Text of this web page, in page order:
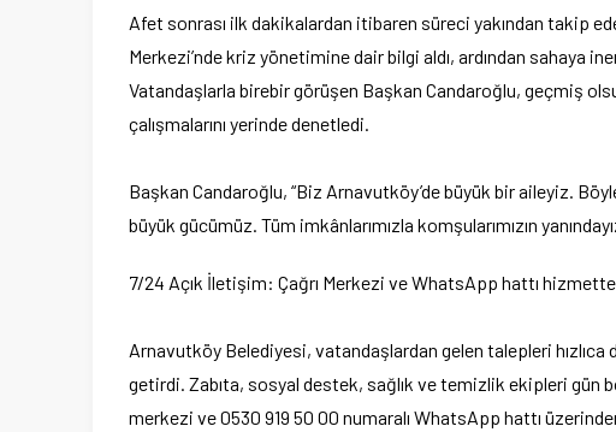
Afet sonrası ilk dakikalardan itibaren süreci yakından takip
Merkezi’nde kriz yönetimine dair bilgi aldı, ardından sahaya
Vatandaşlarla birebir görüşen Başkan Candaroğlu, geçmiş
çalışmalarını yerinde denetledi.
Başkan Candaroğlu, “Biz Arnavutköy’de büyük bir aileyiz.
büyük gücümüz. Tüm imkânlarımızla komşularımızın
7/24 Açık İletişim: Çağrı Merkezi ve WhatsApp hattı hizmette
Arnavutköy Belediyesi, vatandaşlardan gelen talepleri
getirdi. Zabıta, sosyal destek, sağlık ve temizlik ekipleri gün
merkezi ve 0530 919 50 00 numaralı WhatsApp hattı